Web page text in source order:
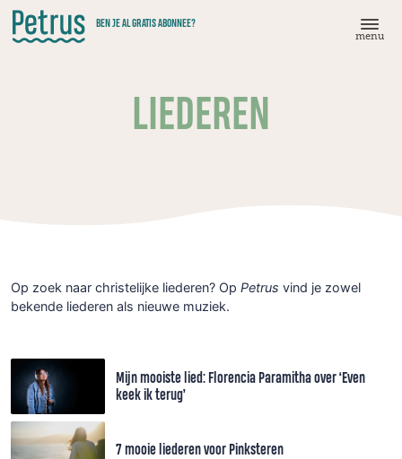
Doorgaan
naar
hoofdinhoud
BEN JE AL GRATIS ABONNEE?
menu
LIEDEREN
Op zoek naar christelijke liederen? Op Petrus vind je zowel
bekende liederen als nieuwe muziek.
Mijn mooiste lied: Florencia Paramitha over ‘Even
keek ik terug’
7 mooie liederen voor Pinksteren